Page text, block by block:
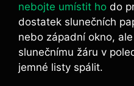
nebojte umístit ho do
dostatek slunečních
nebo západní okno,
slunečnímu žáru v
jemné listy spálit.